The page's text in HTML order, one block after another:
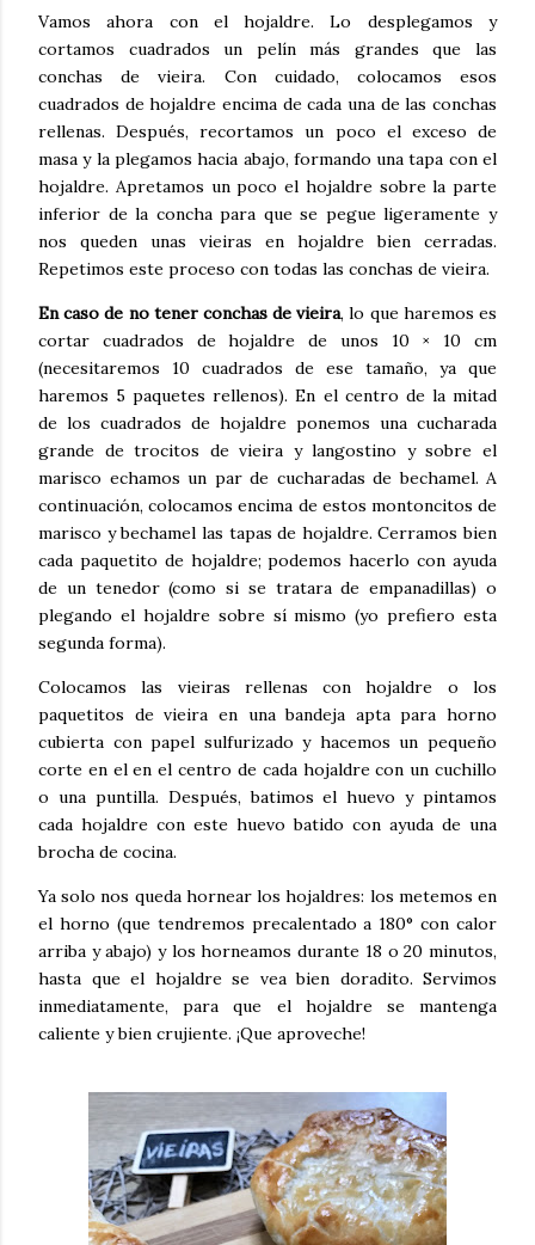
Vamos ahora con el hojaldre. Lo desplegamos y
cortamos cuadrados un pelín más grandes que las
conchas de vieira. Con cuidado, colocamos esos
cuadrados de hojaldre encima de cada una de las conchas
rellenas. Después, recortamos un poco el exceso de
masa y la plegamos hacia abajo, formando una tapa con el
hojaldre. Apretamos un poco el hojaldre sobre la parte
inferior de la concha para que se pegue ligeramente y
nos queden unas vieiras en hojaldre bien cerradas.
Repetimos este proceso con todas las conchas de vieira.
En caso de no tener conchas de vieira, lo que haremos es
cortar cuadrados de hojaldre de unos 10 × 10 cm
(necesitaremos 10 cuadrados de ese tamaño, ya que
haremos 5 paquetes rellenos). En el centro de la mitad
de los cuadrados de hojaldre ponemos una cucharada
grande de trocitos de vieira y langostino y sobre el
marisco echamos un par de cucharadas de bechamel. A
continuación, colocamos encima de estos montoncitos de
marisco y bechamel las tapas de hojaldre. Cerramos bien
cada paquetito de hojaldre; podemos hacerlo con ayuda
de un tenedor (como si se tratara de empanadillas) o
plegando el hojaldre sobre sí mismo (yo prefiero esta
segunda forma).
Colocamos las vieiras rellenas con hojaldre o los
paquetitos de vieira en una bandeja apta para horno
cubierta con papel sulfurizado y hacemos un pequeño
corte en el en el centro de cada hojaldre con un cuchillo
o una puntilla. Después, batimos el huevo y pintamos
cada hojaldre con este huevo batido con ayuda de una
brocha de cocina.
Ya solo nos queda hornear los hojaldres: los metemos en
el horno (que tendremos precalentado a 180° con calor
arriba y abajo) y los horneamos durante 18 o 20 minutos,
hasta que el hojaldre se vea bien doradito. Servimos
inmediatamente, para que el hojaldre se mantenga
caliente y bien crujiente. ¡Que aproveche!